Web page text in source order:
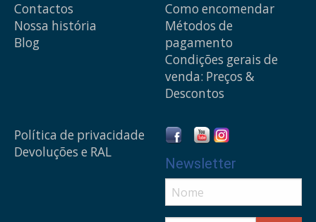
Contactos
Nossa história
Blog
Como encomendar
Métodos de
pagamento
Condições gerais de
venda: Preços &
Descontos
Política de privacidade
Devoluções e RAL
Newsletter